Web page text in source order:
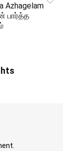
Azhagelam
பார்த்த